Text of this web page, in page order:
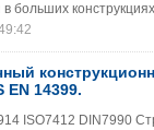
больших
EN 14399.
ISO7412 DIN7990